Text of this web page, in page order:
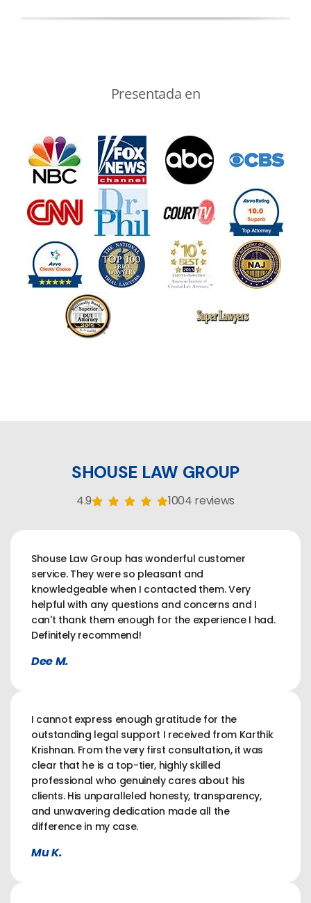
Presentada en
SHOUSE LAW GROUP
4.9 1004 reviews
Shouse Law Group has wonderful customer
service. They were so pleasant and
knowledgeable when I contacted them. Very
helpful with any questions and concerns and I
can't thank them enough for the experience I had.
Definitely recommend!
Dee M.
I cannot express enough gratitude for the
outstanding legal support I received from Karthik
Krishnan. From the very first consultation, it was
clear that he is a top-tier, highly skilled
professional who genuinely cares about his
clients. His unparalleled honesty, transparency,
and unwavering dedication made all the
difference in my case.
Mu K.